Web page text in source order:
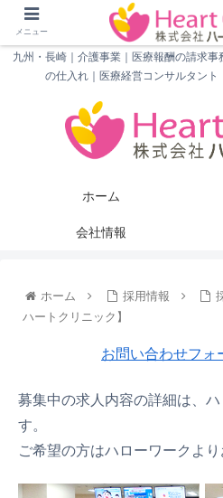
九州・長崎｜介護事業｜医療報酬の請求
の仕入れ｜医療経営コンサルタン
ホーム
会社情報
ホーム 採用情報
ハートクリニック】
お問い合わせフォ
募集中の求人内容の詳細は、
す。
ご希望の方はハローワークより
メニュー